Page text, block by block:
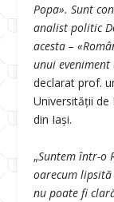
Popa». Sunt
analist politic
acesta –
unui
declarat prof.
Universității de
din Iași.
„Suntem într-o
oarecum
nu poate fi